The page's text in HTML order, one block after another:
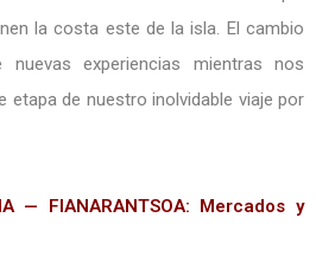
la costa este de la isla. El cambio
experiencias mientras nos
etapa de nuestro inolvidable viaje por
— FIANARANTSOA: Mercados y